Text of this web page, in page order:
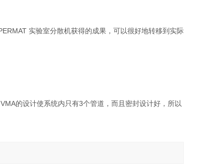
实验室分散机获得的成果，可以很好地转移到实际
的设计使系统内只有3个管道，而且密封设计好，所以